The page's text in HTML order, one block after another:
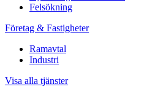
Felsökning
Företag & Fastigheter
Ramavtal
Industri
Visa alla tjänster